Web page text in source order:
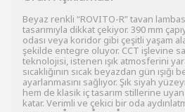
Beyaz renkli “ROVITO-R” tavan
tasarımıyla dikkat çekiyor. 390 mm
odası veya koridor gibi çeşitli yaşam
şekilde entegre oluyor. CCT işlevine
teknolojisi, istenen ışık atmosferini
sıcaklığının sıcak beyazdan gün ışığı
ayarlanmasını sağlıyor. Şık siyah
hem de klasik iç tasarım stillerine
katar. Verimli ve çekici bir oda